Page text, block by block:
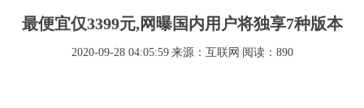
最便宜仅3399元,网曝国内用户将独享7种版本
2020-09-28 04:05:59 来源：互联网 阅读：890